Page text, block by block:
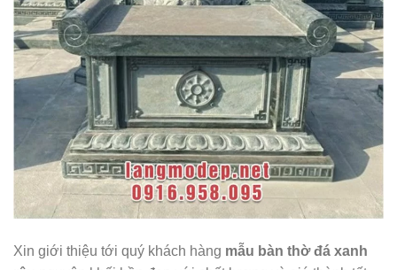
Xin giới thiệu tới quý khách hàng mẫu bàn thờ đá xanh